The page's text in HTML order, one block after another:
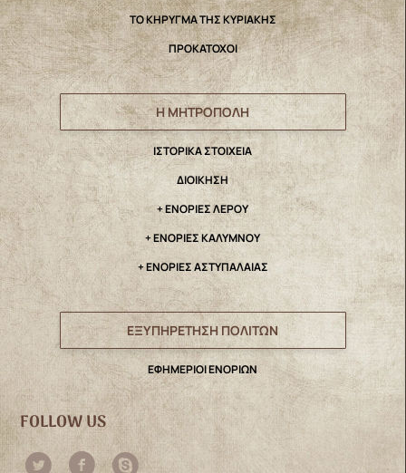
ΤΟ ΚΗΡΥΓΜΑ ΤΗΣ ΚΥΡΙΑΚΗΣ
ΠΡΟΚΑΤΟΧΟΙ
Η ΜΗΤΡΟΠΟΛΗ
IΣΤΟΡΙΚΑ ΣΤΟΙΧΕΙΑ
ΔΙΟΙΚΗΣΗ
+ ΕΝΟΡΙΕΣ ΛΕΡΟΥ
+ ΕΝΟΡΙΕΣ ΚΑΛΥΜΝΟΥ
+ ΕΝΟΡΙΕΣ ΑΣΤΥΠΑΛΑΙΑΣ
ΕΞΥΠΗΡΕΤΗΣΗ ΠΟΛΙΤΩΝ
ΕΦΗΜΕΡΙΟΙ ΕΝΟΡΙΩΝ
FOLLOW US